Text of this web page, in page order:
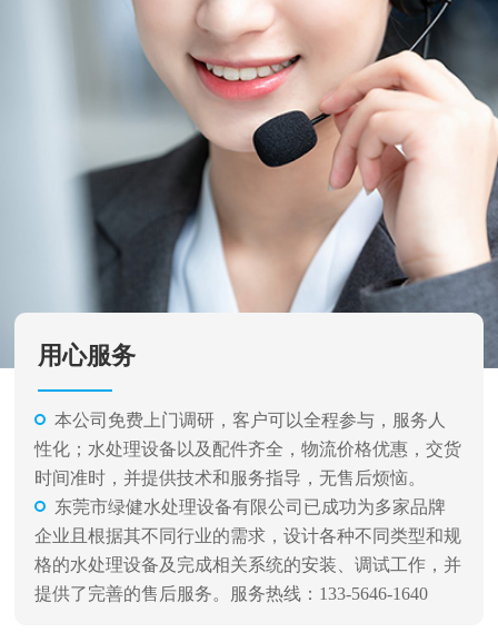
用心服务
本公司免费上门调研，客户可以全程参与，服务人
性化；水处理设备以及配件齐全，物流价格优惠，交货
时间准时，并提供技术和服务指导，无售后烦恼。
东莞市绿健水处理设备有限公司已成功为多家品牌
企业且根据其不同行业的需求，设计各种不同类型和规
格的水处理设备及完成相关系统的安装、调试工作，并
提供了完善的售后服务。服务热线：133-5646-1640